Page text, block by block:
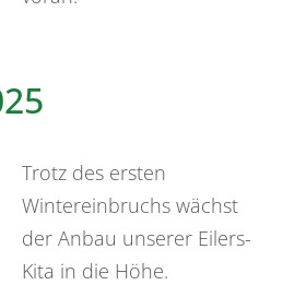
Trotz des ersten
Wintereinbruchs wächst
der Anbau unserer Eilers-
Kita in die Höhe.